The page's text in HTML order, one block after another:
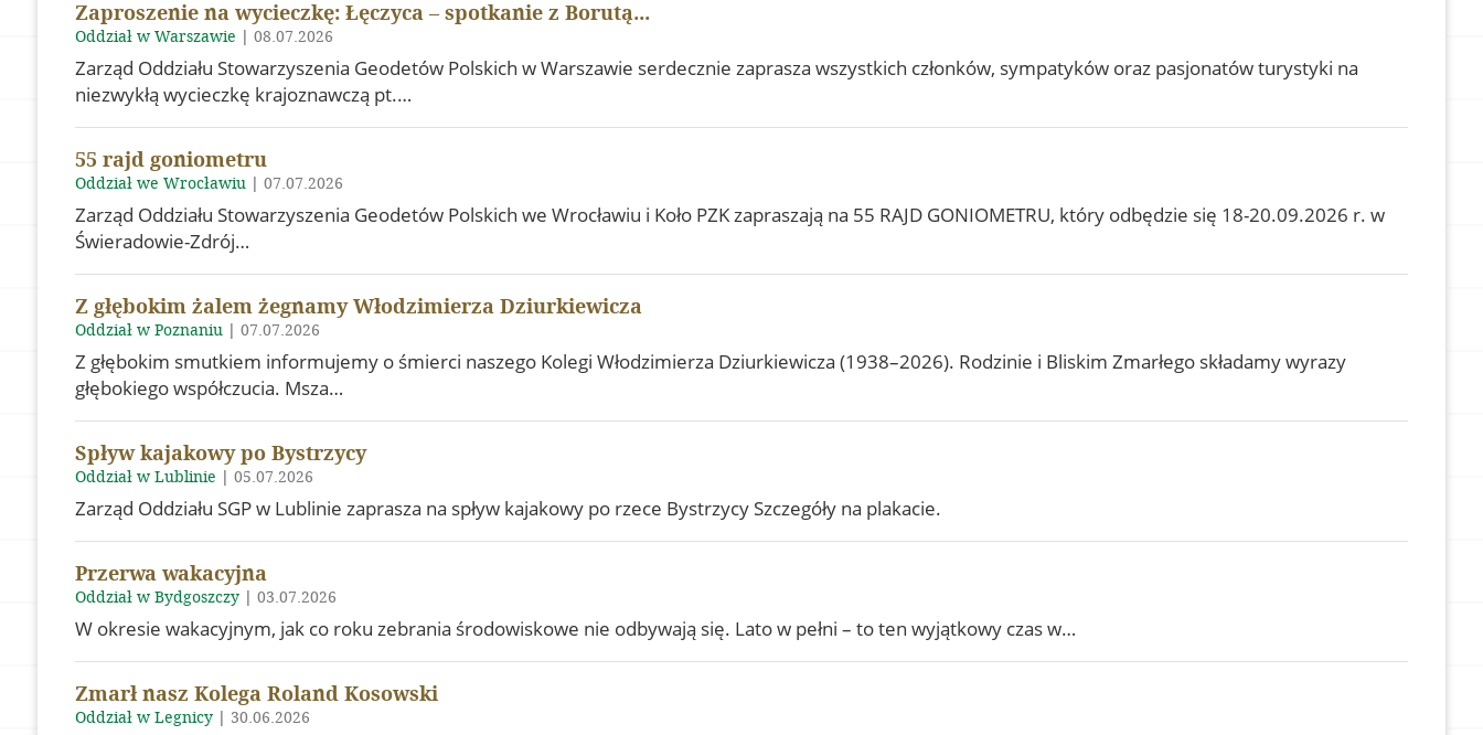
Zaproszenie na wycieczkę: Łęczyca – spotkanie z Borutą...
Oddział w Warszawie 08.07.2026
Zarząd Oddziału Stowarzyszenia Geodetów Polskich w Warszawie serdecznie zaprasza wszystkich członków, sympatyków oraz pasjonatów turystyki na
niezwykłą wycieczkę krajoznawczą pt.…
55 rajd goniometru
Oddział we Wrocławiu 07.07.2026
Zarząd Oddziału Stowarzyszenia Geodetów Polskich we Wrocławiu i Koło PZK zapraszają na 55 RAJD GONIOMETRU, który odbędzie się 18-20.09.2026 r. w
Świeradowie-Zdrój…
Z głębokim żalem żegnamy Włodzimierza Dziurkiewicza
Oddział w Poznaniu 07.07.2026
Z głębokim smutkiem informujemy o śmierci naszego Kolegi Włodzimierza Dziurkiewicza (1938–2026). Rodzinie i Bliskim Zmarłego składamy wyrazy
głębokiego współczucia. Msza…
Spływ kajakowy po Bystrzycy
Oddział w Lublinie 05.07.2026
Zarząd Oddziału SGP w Lublinie zaprasza na spływ kajakowy po rzece Bystrzycy Szczegóły na plakacie.
Przerwa wakacyjna
Oddział w Bydgoszczy | 03.07.2026
W okresie wakacyjnym, jak co roku zebrania środowiskowe nie odbywają się. ​Lato w pełni – to ten wyjątkowy czas w…
Zmarł nasz Kolega Roland Kosowski
Oddział w Legnicy | 30.06.2026